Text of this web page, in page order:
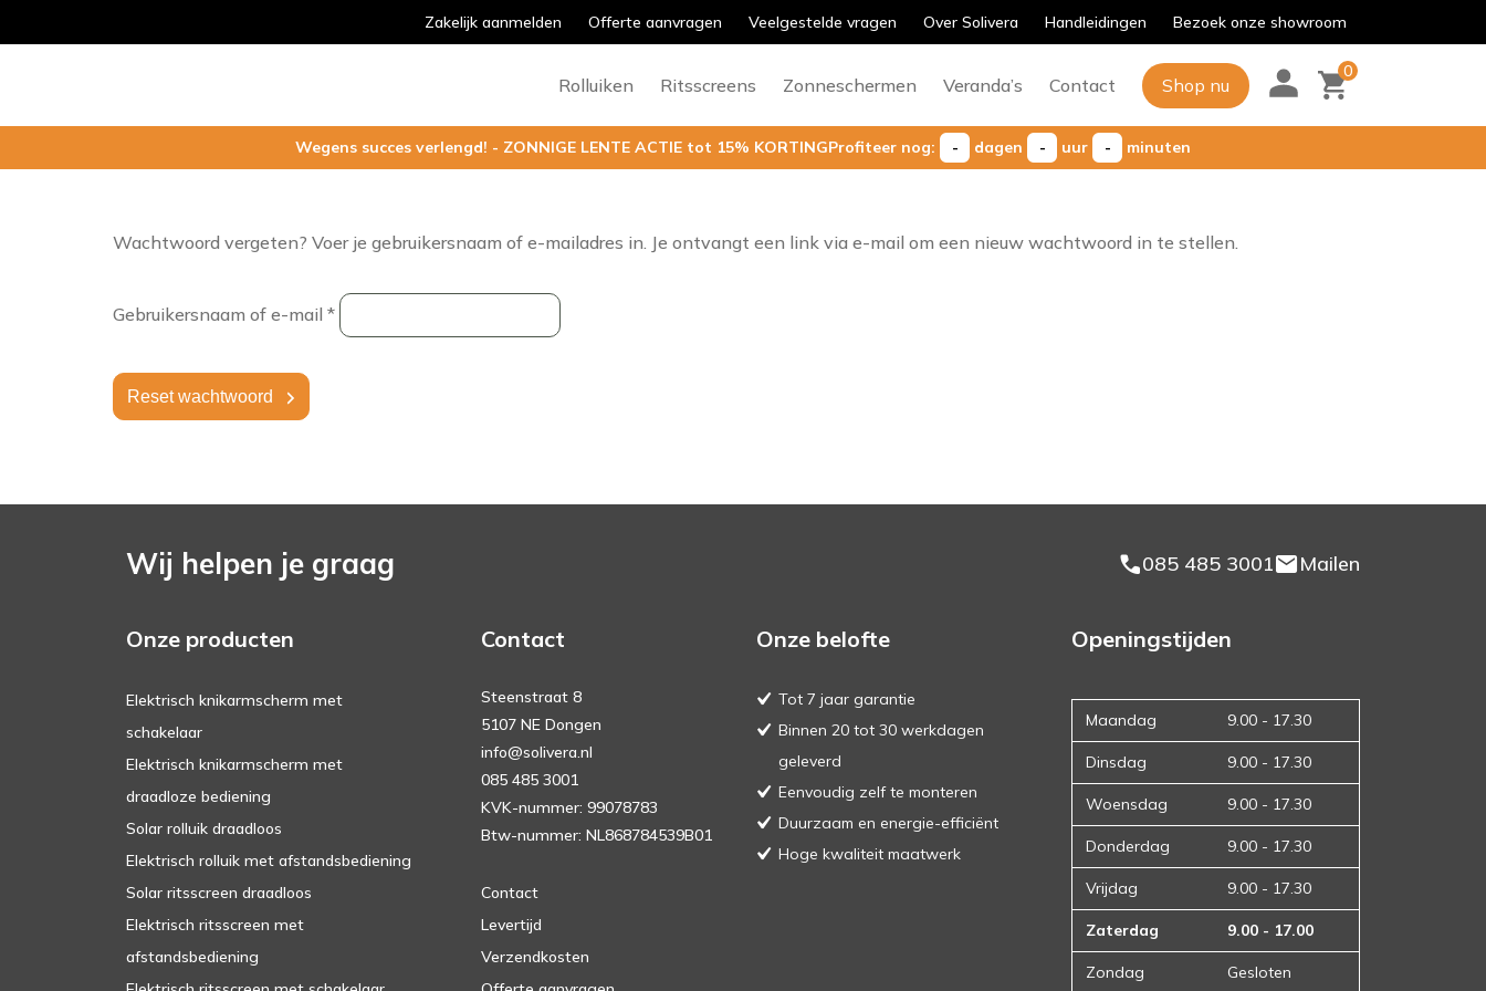
Zakelijk aanmelden Offerte aanvragen Veelgestelde vragen Over Solivera Handleidingen Bezoek onze showroom
Rolluiken Ritsscreens Zonneschermen Veranda’s Contact Shop nu
0
Wegens succes verlengd! - ZONNIGE LENTE ACTIE tot 15% KORTINGProfiteer nog: - dagen - uur - minuten
Wachtwoord vergeten? Voer je gebruikersnaam of e-mailadres in. Je ontvangt een link via e-mail om een nieuw wachtwoord in te stellen.
Gebruikersnaam of e-mail *Vereist
Reset wachtwoord
Wij helpen je graag phone_enabled085 485 3001mailMailen
Onze producten
Elektrisch knikarmscherm met
schakelaar
Elektrisch knikarmscherm met
draadloze bediening
Solar rolluik draadloos
Elektrisch rolluik met afstandsbediening
Solar ritsscreen draadloos
Elektrisch ritsscreen met
afstandsbediening
Contact
Steenstraat 8
5107 NE Dongen
info@solivera.nl
085 485 3001
KVK-nummer: 99078783
Btw-nummer: NL868784539B01
Contact
Levertijd
Verzendkosten
Onze belofte
Tot 7 jaar garantie
Binnen 20 tot 30 werkdagen
geleverd
Eenvoudig zelf te monteren
Duurzaam en energie-efficiënt
Hoge kwaliteit maatwerk
Openingstijden
Maandag 9.00 - 17.30
Dinsdag 9.00 - 17.30
Woensdag 9.00 - 17.30
Donderdag 9.00 - 17.30
Vrijdag 9.00 - 17.30
Zaterdag 9.00 - 17.00
Zondag Gesloten